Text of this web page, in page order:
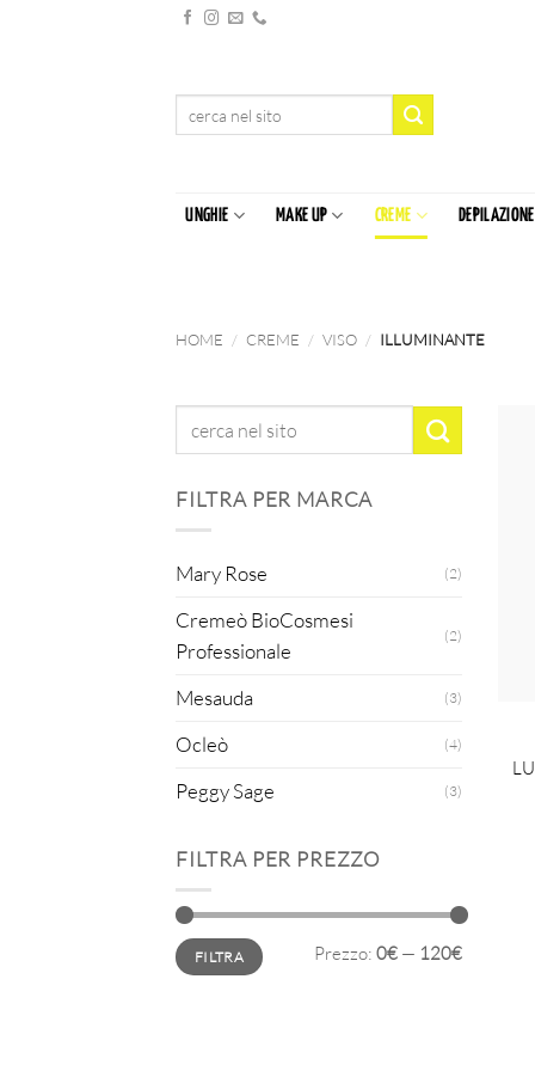
UNGHIE MAKE UP CREME DEPILAZIONE
HOME / CREME / VISO / ILLUMINANTE
FILTRA PER MARCA
Mary Rose (2)
Cremeò BioCosmesi
Professionale
(2)
Mesauda (3)
Ocleò (4)
Peggy Sage (3)
FILTRA PER PREZZO
Prezzo
Min
Prezzo
MaxFILTRA Prezzo: 0€ — 120€